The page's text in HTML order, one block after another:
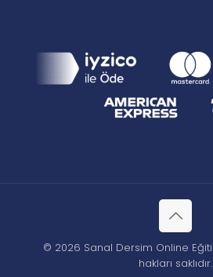
© 2026 Sanal Dersim Online
hakları saklıdır.